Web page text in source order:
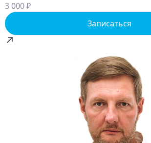
3 000 ₽
Записаться